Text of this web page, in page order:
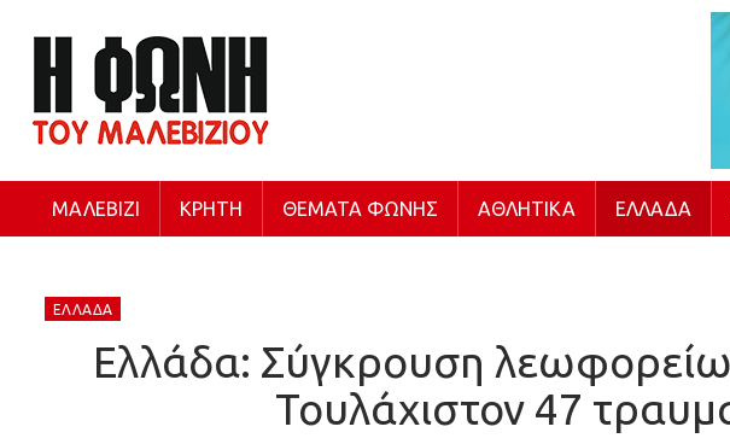
ΜΑΛΕΒΊΖΙ ΚΡΉΤΗ ΘΈΜΑΤΑ ΦΩΝΉΣ ΑΘΛΗΤΙΚΆ ΕΛΛΆΔΑ
ΕΛΛΆΔΑ
Ελλάδα: Σύγκρουση
Τουλάχιστον 47